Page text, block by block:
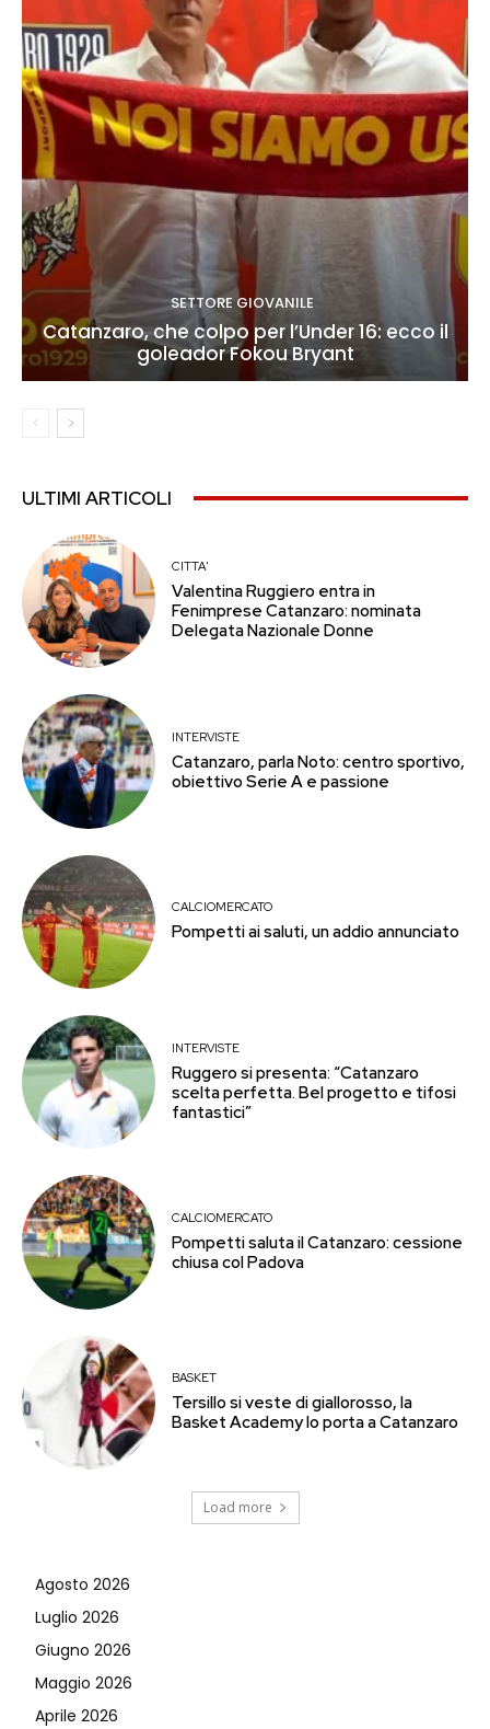
SETTORE GIOVANILE
Catanzaro, che colpo per l’Under 16: ecco il
goleador Fokou Bryant
ULTIMI ARTICOLI
CITTA'
Valentina Ruggiero entra in
Fenimprese Catanzaro: nominata
Delegata Nazionale Donne
INTERVISTE
Catanzaro, parla Noto: centro sportivo,
obiettivo Serie A e passione
CALCIOMERCATO
Pompetti ai saluti, un addio annunciato
INTERVISTE
Ruggero si presenta: “Catanzaro
scelta perfetta. Bel progetto e tifosi
fantastici”
CALCIOMERCATO
Pompetti saluta il Catanzaro: cessione
chiusa col Padova
BASKET
Tersillo si veste di giallorosso, la
Basket Academy lo porta a Catanzaro
Load more
Agosto 2026
Luglio 2026
Giugno 2026
Maggio 2026
Aprile 2026